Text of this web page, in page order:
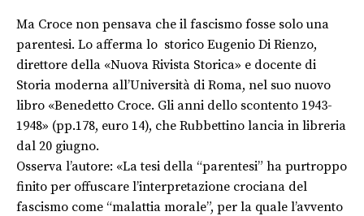
Ma Croce non pensava che il fascismo fosse solo una
parentesi. Lo afferma lo storico Eugenio Di Rienzo,
direttore della «Nuova Rivista Storica» e docente di
Storia moderna all’Università di Roma, nel suo nuovo
libro «Benedetto Croce. Gli anni dello scontento 1943-
1948» (pp.178, euro 14), che Rubbettino lancia in libreria
dal 20 giugno.
Osserva l’autore: «La tesi della “parentesi” ha purtroppo
finito per offuscare l’interpretazione crociana del
fascismo come “malattia morale”, per la quale l’avvento